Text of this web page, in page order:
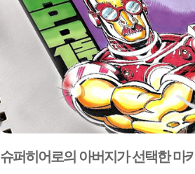
슈퍼히어로의 아버지가 선택한 마